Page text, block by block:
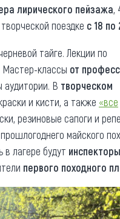
лирического пейзажа,
поездке с 18 по
тайге. Лекции по
классы от
аудитории. В творческом
и кисти, а также «все
резиновые сапоги и
майского
лагере будут
первого походного